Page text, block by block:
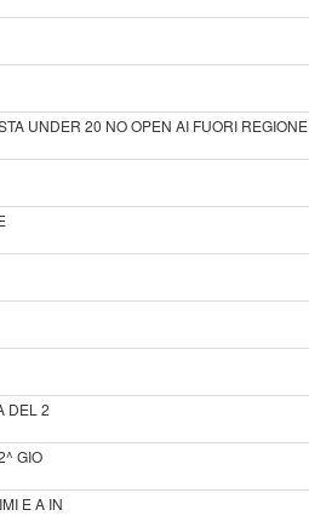
UNDER 20 NO OPEN AI FUORI REGIONE
DEL 2
GIO
E A IN